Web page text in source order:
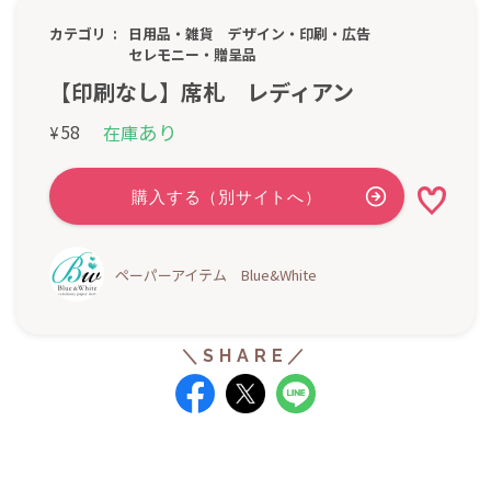
カテゴリ 日用品・雑貨
デザイン・印刷・広告
セレモニー・贈呈品
【印刷なし】席札 レディアン
¥58 在庫あり
ペーパーアイテム Blue&White